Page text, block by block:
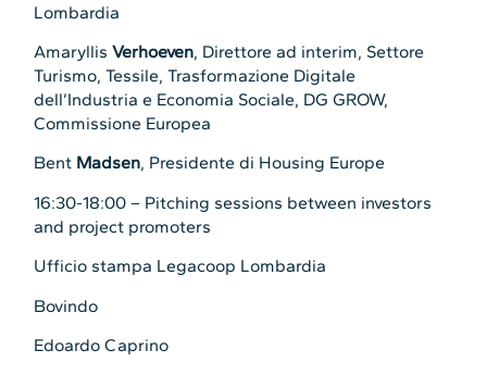
Lombardia
AmaryllisVerhoeven, Direttore ad interim, Settore
Turismo, Tessile, Trasformazione Digitale
dell’Industria e Economia Sociale, DG GROW,
Commissione Europea
Bent Madsen, Presidente di Housing Europe
16:30-18:00 – Pitching sessions between investors
and project promoters
Ufficio stampa Legacoop Lombardia
Bovindo
Edoardo Caprino